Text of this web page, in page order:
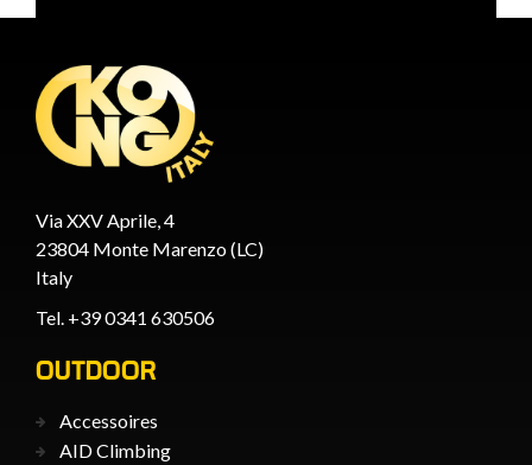
Via XXV Aprile, 4
23804 Monte Marenzo (LC)
Italy
Tel. +39 0341 630506
OUTDOOR
Accessoires
AID Climbing